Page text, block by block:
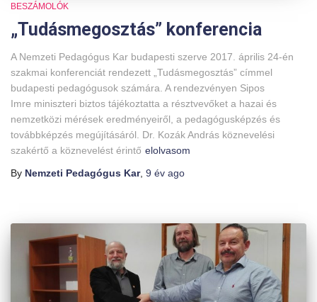
BESZÁMOLÓK
„Tudásmegosztás” konferencia
A Nemzeti Pedagógus Kar budapesti szerve 2017. április 24-én
szakmai konferenciát rendezett „Tudásmegosztás” címmel
budapesti pedagógusok számára. A rendezvényen Sipos
Imre miniszteri biztos tájékoztatta a résztvevőket a hazai és
nemzetközi mérések eredményeiről, a pedagógusképzés és
továbbképzés megújításáról. Dr. Kozák András köznevelési
szakértő a köznevelést érintő elolvasom
By Nemzeti Pedagógus Kar, 9 év ago